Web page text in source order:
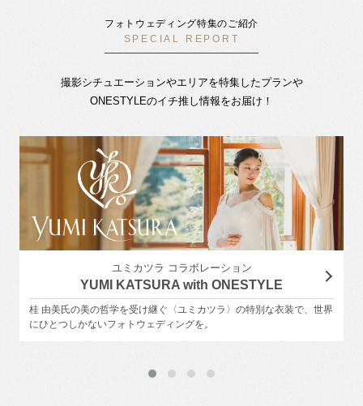
フォトウェディング特集のご紹介
SPECIAL REPORT
撮影シチュエーションやエリアを特集したプランや
ONESTYLEのイチ推し情報をお届け！
ユミカツラ コラボレーション
YUMI KATSURA with ONESTYLE
桂 由美氏の美の哲学を受け継ぐ〈ユミカツラ〉の特別な衣装で、世界
にひとつしかないフォトウェディングを。